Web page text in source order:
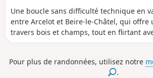
Une boucle sans difficulté technique en
entre Arcelot et Beire-le-Châtel, qui offre
travers bois et champs, tout en flirtant
retour et avec des constructions ou
Pour plus de randonnées, utilisez notre
.